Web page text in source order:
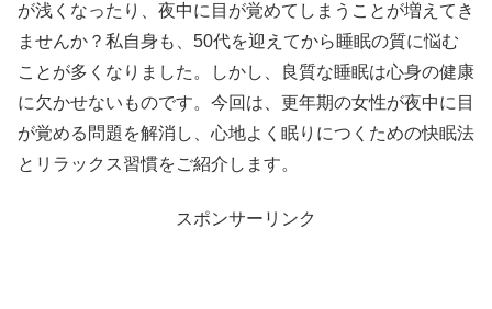
が浅くなったり、夜中に目が覚めてしまうことが増えてき
ませんか？私自身も、50代を迎えてから睡眠の質に悩む
ことが多くなりました。しかし、良質な睡眠は心身の健康
に欠かせないものです。今回は、更年期の女性が夜中に目
が覚める問題を解消し、心地よく眠りにつくための快眠法
とリラックス習慣をご紹介します。
スポンサーリンク